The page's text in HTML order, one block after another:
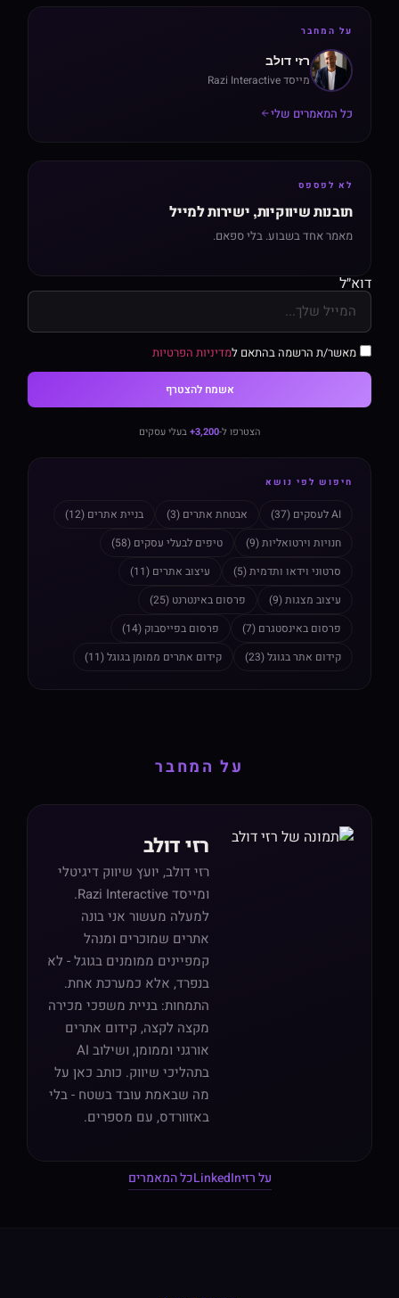
על המחבר
רזי דולב
מייסד Razi Interactive
כל המאמרים שלי
לא לפספס
תובנות שיווקיות, ישירות למייל
מאמר אחד בשבוע. בלי ספאם.
דוא״ל
מאשר/ת הרשמה בהתאם למדיניות הפרטיות
אשמח להצטרף
הצטרפו ל-3,200+ בעלי עסקים
חיפוש לפי נושא
AI לעסקים (37) אבטחת אתרים (3)
בניית אתרים (12)
חנויות וירטואליות (9)
טיפים לבעלי עסקים (58)
סרטוני וידאו ותדמית (5)
עיצוב אתרים (11)
עיצוב מצגות (9)
פרסום באינטרנט (25)
פרסום באינסטגרם (7)
פרסום בפייסבוק (14)
קידום אתר בגוגל (23)
קידום אתרים ממומן בגוגל (11)
על המחבר
רזי דולב
רזי דולב, יועץ שיווק דיגיטלי
ומייסד Razi Interactive.
למעלה מעשור אני בונה
אתרים שמוכרים ומנהל
קמפיינים ממומנים בגוגל - לא
בנפרד, אלא כמערכת אחת.
התמחות: בניית משפכי מכירה
מקצה לקצה, קידום אתרים
אורגני וממומן, ושילוב AI
בתהליכי שיווק. כותב כאן על
מה שבאמת עובד בשטח - בלי
באזוורדס, עם מספרים.
על רזיLinkedInכל המאמרים